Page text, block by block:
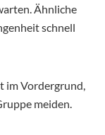
Ähnliche
schnell
im Vordergrund,
meiden.